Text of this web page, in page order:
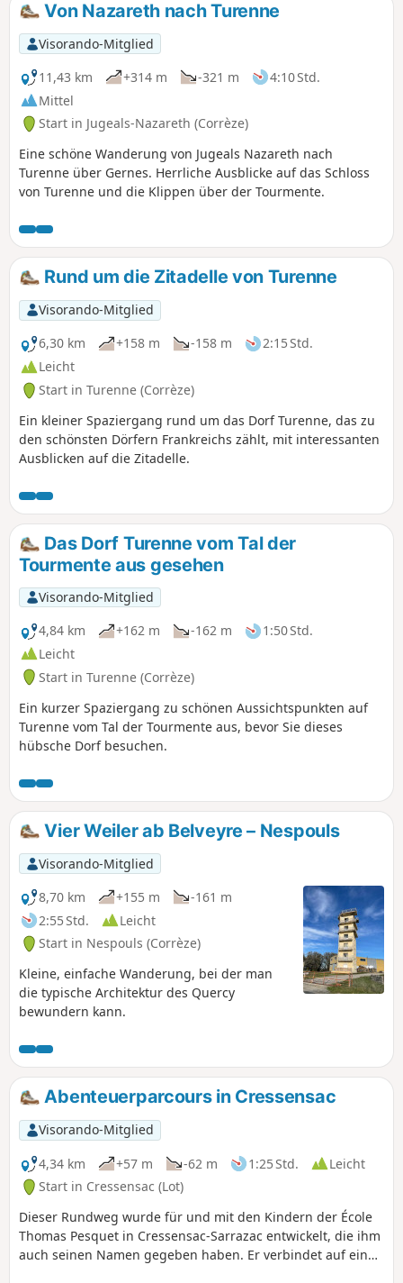
Von Nazareth nach Turenne
Visorando-Mitglied
11,43 km
+314 m -321 m
4:10 Std.
Mittel
Start in Jugeals-Nazareth (Corrèze)
Eine schöne Wanderung von Jugeals Nazareth nach
Turenne über Gernes. Herrliche Ausblicke auf das Schloss
von Turenne und die Klippen über der Tourmente.
Rund um die Zitadelle von Turenne
Visorando-Mitglied
6,30 km
+158 m -158 m
2:15 Std.
Leicht
Start in Turenne (Corrèze)
Ein kleiner Spaziergang rund um das Dorf Turenne, das zu
den schönsten Dörfern Frankreichs zählt, mit interessanten
Ausblicken auf die Zitadelle.
Das Dorf Turenne vom Tal der
Tourmente aus gesehen
Visorando-Mitglied
4,84 km
+162 m -162 m
1:50 Std.
Leicht
Start in Turenne (Corrèze)
Ein kurzer Spaziergang zu schönen Aussichtspunkten auf
Turenne vom Tal der Tourmente aus, bevor Sie dieses
hübsche Dorf besuchen.
Vier Weiler ab Belveyre – Nespouls
Visorando-Mitglied
8,70 km
+155 m
-161 m
2:55 Std.
Leicht
Start in Nespouls (Corrèze)
Kleine, einfache Wanderung, bei der man
die typische Architektur des Quercy
bewundern kann.
Abenteuerparcours in Cressensac
Visorando-Mitglied
4,34 km
+57 m -62 m 1:25 Std.
Leicht
Start in Cressensac (Lot)
Dieser Rundweg wurde für und mit den Kindern der École
Thomas Pesquet in Cressensac-Sarrazac entwickelt, die ihm
auch seinen Namen gegeben haben. Er verbindet auf einer